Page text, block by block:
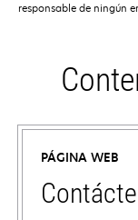
responsable de ningún
PÁGINA WEB